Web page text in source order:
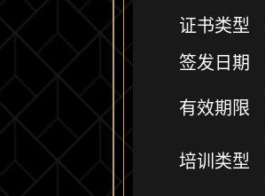
证书类型
签发日期
有效期限
培训类型